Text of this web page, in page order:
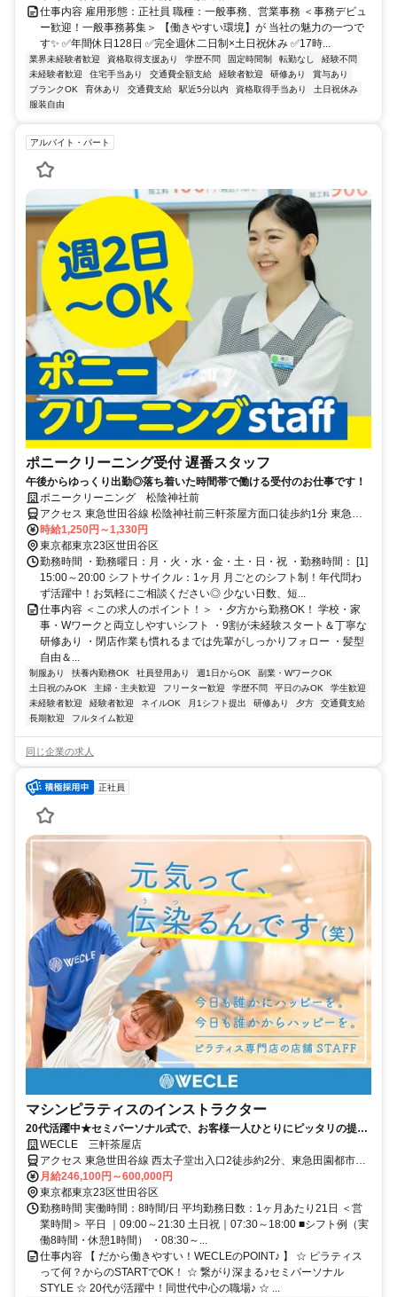
仕事内容 雇用形態：正社員 職種：一般事務、営業事務 ＜事務デビュ
ー歓迎！一般事務募集＞ 【働きやすい環境】が 当社の魅力の一つで
す✨ ✅年間休日128日 ✅完全週休二日制×土日祝休み ✅17時...
業界未経験者歓迎 資格取得支援あり 学歴不問 固定時間制 転勤なし
経験不問
未経験者歓迎
住宅手当あり 交通費全額支給 経験者歓迎 研修あり
賞与あり
ブランクOK
育休あり 交通費支給 駅近5分以内 資格取得手当あり
土日祝休み
服装自由
アルバイト・パート
ポニークリーニング受付 遅番スタッフ
午後からゆっくり出勤◎落ち着いた時間帯で働ける受付のお仕事です！
ポニークリーニング 松陰神社前
アクセス 東急世田谷線 松陰神社前三軒茶屋方面口徒歩約1分 東急世
田谷線 松陰神社前駅より徒歩1分
時給1,250円～1,330円
東京都東京23区世田谷区
勤務時間 ・勤務曜日：月・火・水・金・土・日・祝 ・勤務時間： [1]
15:00～20:00 シフトサイクル：1ヶ月 月ごとのシフト制！年代問わ
ず活躍中！お気軽にご相談ください◎ 少ない日数、短...
仕事内容 ＜この求人のポイント！＞ ・夕方から勤務OK！ 学校・家
事・Wワークと両立しやすいシフト ・9割が未経験スタート＆丁寧な
研修あり ・閉店作業も慣れるまでは先輩がしっかりフォロー ・髪型
自由＆...
制服あり 扶養内勤務OK 社員登用あり 週1日からOK
副業・WワークOK
土日祝のみOK
主婦・主夫歓迎 フリーター歓迎 学歴不問 平日のみOK
学生歓迎
未経験者歓迎
経験者歓迎 ネイルOK 月1シフト提出 研修あり 夕方
交通費支給
長期歓迎
フルタイム歓迎
同じ企業の求人
正社員
マシンピラティスのインストラクター
20代活躍中★セミパーソナル式で、お客様一人ひとりにピッタリの提案
が可能！残業ナシ＆連休取得もOK！
WECLE 三軒茶屋店
アクセス 東急世田谷線 西太子堂出入口2徒歩約2分、東急田園都市線
三軒茶屋三茶パティオ口徒歩約5分、東急世田谷線 三軒茶屋徒歩約5
分
月給246,100円～600,000円
東京都東京23区世田谷区
勤務時間 実働時間：8時間/日 平均勤務日数：1ヶ月あたり21日 ＜営
業時間＞ 平日 ｜09:00～21:30 土日祝｜07:30～18:00 ■シフト例（実
働8時間・休憩1時間） ・08:30～...
仕事内容 【 だから働きやすい！WECLEのPOINT♪ 】 ☆ ピラティス
って何？からのSTARTでOK！ ☆ 繋がり深まる♪セミパーソナル
STYLE ☆ 20代が活躍中！同世代中心の職場♪ ☆ ...